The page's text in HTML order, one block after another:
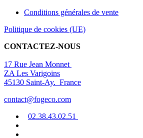
Conditions générales de vente
Politique de cookies (UE)
CONTACTEZ-NOUS
17 Rue Jean Monnet
ZA Les Varigoins
45130 Saint-Ay. France
contact@fogeco.com
02.38.43.02.51